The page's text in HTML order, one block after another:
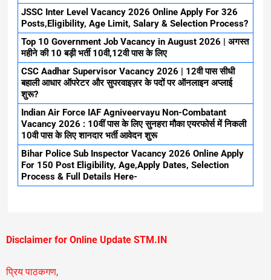
JSSC Inter Level Vacancy 2026 Online Apply For 326
Posts,Eligibility, Age Limit, Salary & Selection Process?
Top 10 Government Job Vacancy in August 2026 | अगस्त
महीने की 10 बड़ी भर्ती 10वी,12वी पास के लिए
CSC Aadhar Supervisor Vacancy 2026 | 12वी पास सीधी
बहाली आधार ऑपरेटर और सुपरवाइज़र के पदों पर ऑनलाइन अप्लाई
शुरू?
Indian Air Force IAF Agniveervayu Non-Combatant
Vacancy 2026 : 10वीं पास के लिए सुनहरा मौका एयरफोर्स में निकली
10वी पास के लिए शानदार भर्ती आवेदन शुरू
Bihar Police Sub Inspector Vacancy 2026 Online Apply
For 150 Post Eligibility, Age,Apply Dates, Selection
Process & Full Details Here-
Disclaimer for Online Update STM.IN
प्रिय पाठकगण,